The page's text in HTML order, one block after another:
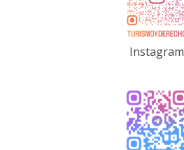
Instagram